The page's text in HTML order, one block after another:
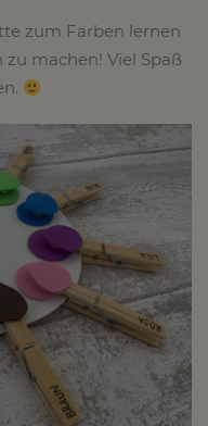
zum Farben lernen
machen! Viel Spaß